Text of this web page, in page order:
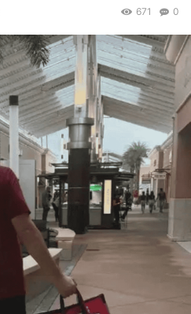
0
671